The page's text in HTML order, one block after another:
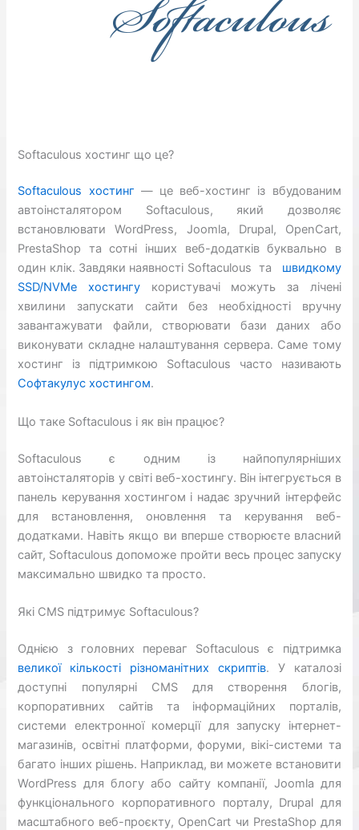
Softaculous хостинг що це?
Softaculous хостинг — це веб-хостинг із вбудованим
автоінсталятором Softaculous, який дозволяє
встановлювати WordPress, Joomla, Drupal, OpenCart,
PrestaShop та сотні інших веб-додатків буквально в
один клік. Завдяки наявності Softaculous та швидкому
SSD/NVMe хостингу користувачі можуть за лічені
хвилини запускати сайти без необхідності вручну
завантажувати файли, створювати бази даних або
виконувати складне налаштування сервера. Саме тому
хостинг із підтримкою Softaculous часто називають
Софтакулус хостингом.
Що таке Softaculous і як він працює?
Softaculous є одним із найпопулярніших
автоінсталяторів у світі веб-хостингу. Він інтегрується в
панель керування хостингом і надає зручний інтерфейс
для встановлення, оновлення та керування веб-
додатками. Навіть якщо ви вперше створюєте власний
сайт, Softaculous допоможе пройти весь процес запуску
максимально швидко та просто.
Які CMS підтримує Softaculous?
Однією з головних переваг Softaculous є підтримка
великої кількості різноманітних скриптів. У каталозі
доступні популярні CMS для створення блогів,
корпоративних сайтів та інформаційних порталів,
системи електронної комерції для запуску інтернет-
магазинів, освітні платформи, форуми, вікі-системи та
багато інших рішень. Наприклад, ви можете встановити
WordPress для блогу або сайту компанії, Joomla для
функціонального корпоративного порталу, Drupal для
масштабного веб-проєкту, OpenCart чи PrestaShop для